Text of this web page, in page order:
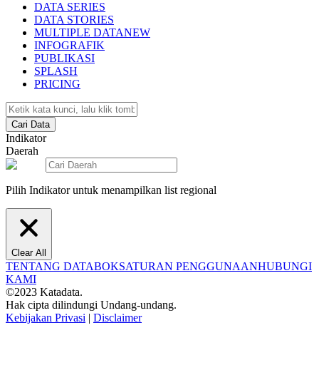
DATA SERIES
DATA STORIES
MULTIPLE DATANEW
INFOGRAFIK
PUBLIKASI
SPLASH
PRICING
Cari Data
Indikator
Daerah
Pilih Indikator untuk menampilkan list regional
Clear All
TENTANG DATABOKSATURAN PENGGUNAANHUBUNGI
KAMI
©2023 Katadata.
Hak cipta dilindungi Undang-undang.
Kebijakan Privasi | Disclaimer